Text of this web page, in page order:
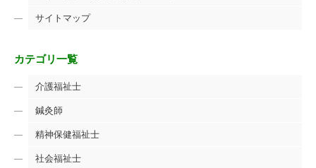
サイトマップ
カテゴリ一覧
介護福祉士
鍼灸師
精神保健福祉士
社会福祉士